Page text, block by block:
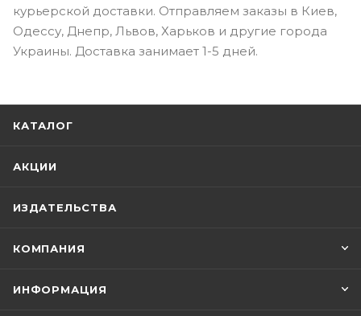
курьерской доставки. Отправляем заказы в Киев,
Одессу, Днепр, Львов, Харьков и другие города
Украины. Доставка занимает 1-5 дней.
КАТАЛОГ
АКЦИИ
ИЗДАТЕЛЬСТВА
КОМПАНИЯ
ИНФОРМАЦИЯ